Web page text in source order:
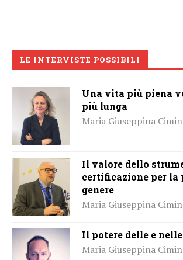
LE INTERVISTE POSSIBILI
Una vita più piena
più lunga
Maria Giuseppina
Il valore dello
certificazione per la
genere
Maria Giuseppina
Il potere delle e
Maria Giuseppina